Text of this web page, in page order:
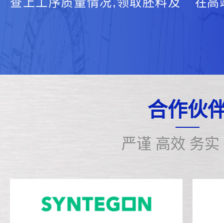
半成品,准备工量夹具等；3、程
序复查并试运行,调整切削参
数；4、对加工产品进行自检并
行抽检；5、填写各类生产过程
五轴
能和
合作伙
严谨 高效 务实